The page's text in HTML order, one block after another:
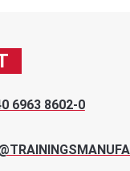
6963 8602-0